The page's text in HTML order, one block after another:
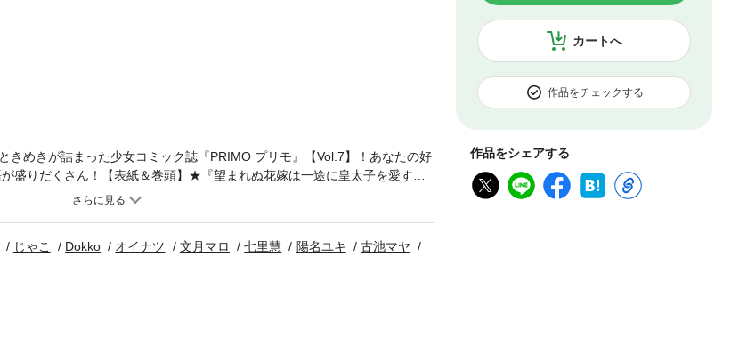
カートへ
作品をチェックする
作品をシェアする
きめきが詰まった少女コミック誌『PRIMO プリモ』【Vol.7】！あなたの好
盛りだくさん！【表紙＆巻頭】★『望まれぬ花嫁は一途に皇太子を愛す』
しい日々を送るキースを癒やしてくれるのは、いつもの景色に映る銀色の
こいつも』第7話（Dokko） ドイツの春に待っているのは…「イースタ
救わなきゃダメですか？』第4話（作画：文月マロ／原作：踊る毒林檎）
きや波乱の展開に!?★『恋愛共同戦線』第7話（七里慧） 共同戦線を張
くて――？★『乙女ゲームのヒロインに転生して不安しかないけど、やっ
また次に来るイベントに備えていたのに、自分の知っていたゲームの流れ
じゃこ Dokko オイナツ 文月マロ 七里慧 陽名ユキ
古池マヤ